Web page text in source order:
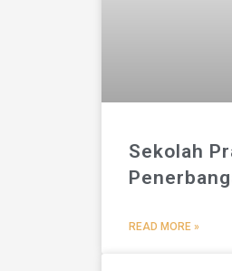
Sekolah
READ MORE »